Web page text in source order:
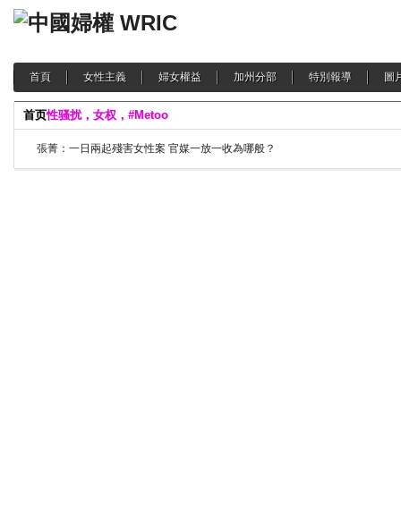
首頁 女性主義 婦女權益 加州分部 特別報導 圖
首页性骚扰，女权，#Metoo
張菁：一日兩起殘害女性案 官媒一放一收為哪般？